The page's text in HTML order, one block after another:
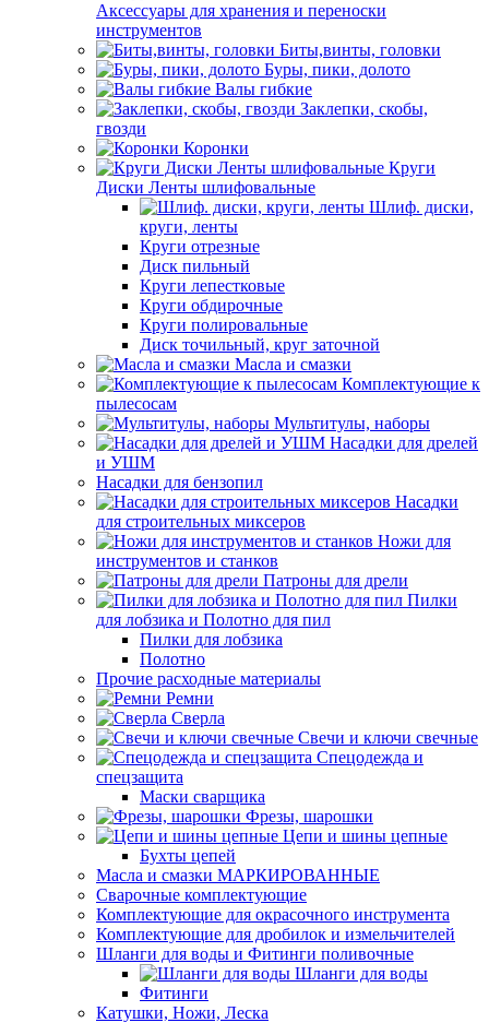
Аксессуары для хранения и переноски
инструментов
Биты,винты, головки
Буры, пики, долото
Валы гибкие
Заклепки, скобы,
гвозди
Коронки
Круги
Диски Ленты шлифовальные
Шлиф. диски,
круги, ленты
Круги отрезные
Диск пильный
Круги лепестковые
Круги обдирочные
Круги полировальные
Диск точильный, круг заточной
Масла и смазки
Комплектующие к
пылесосам
Мультитулы, наборы
Насадки для дрелей
и УШМ
Насадки для бензопил
Насадки
для строительных миксеров
Ножи для
инструментов и станков
Патроны для дрели
Пилки
для лобзика и Полотно для пил
Пилки для лобзика
Полотно
Прочие расходные материалы
Ремни
Сверла
Свечи и ключи свечные
Спецодежда и
спецзащита
Маски сварщика
Фрезы, шарошки
Цепи и шины цепные
Бухты цепей
Масла и смазки МАРКИРОВАННЫЕ
Сварочные комплектующие
Комплектующие для окрасочного инструмента
Комплектующие для дробилок и измельчителей
Шланги для воды и Фитинги поливочные
Шланги для воды
Фитинги
Катушки, Ножи, Леска